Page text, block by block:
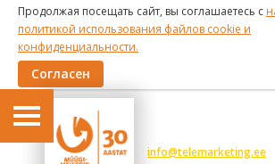
Продолжая посещать сайт, вы соглашаетесь с
политикой использования файлов cookie и
конфиденциальности.
Согласен
info@telemarketing.ee